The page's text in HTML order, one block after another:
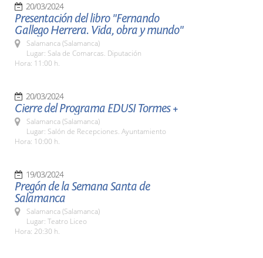
20/03/2024
Presentación del libro "Fernando
Gallego Herrera. Vida, obra y mundo"
Salamanca (Salamanca)
Lugar: Sala de Comarcas. Diputación
Hora: 11:00 h.
20/03/2024
Cierre del Programa EDUSI Tormes +
Salamanca (Salamanca)
Lugar: Salón de Recepciones. Ayuntamiento
Hora: 10:00 h.
19/03/2024
Pregón de la Semana Santa de
Salamanca
Salamanca (Salamanca)
Lugar: Teatro Liceo
Hora: 20:30 h.